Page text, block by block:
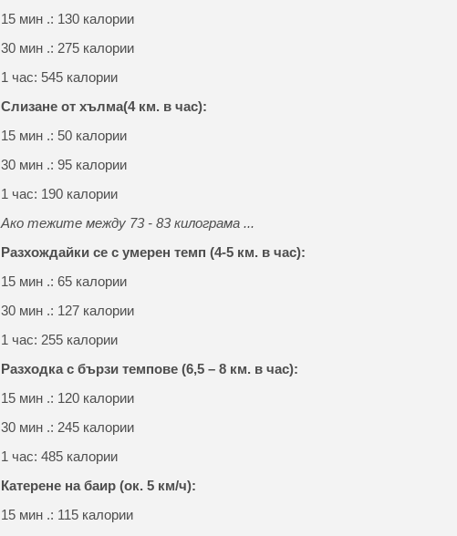
15 мин .: 130 калории
30 мин .: 275 калории
1 час: 545 калории
Слизане от хълма(4 км. в час):
15 мин .: 50 калории
30 мин .: 95 калории
1 час: 190 калории
Ако тежите между 73 - 83 килограма ...
Разхождайки се с умерен темп (4-5 км. в час):
15 мин .: 65 калории
30 мин .: 127 калории
1 час: 255 калории
Разходка с бързи темпове (6,5 – 8 км. в час):
15 мин .: 120 калории
30 мин .: 245 калории
1 час: 485 калории
Катерене на баир (ок. 5 км/ч):
15 мин .: 115 калории